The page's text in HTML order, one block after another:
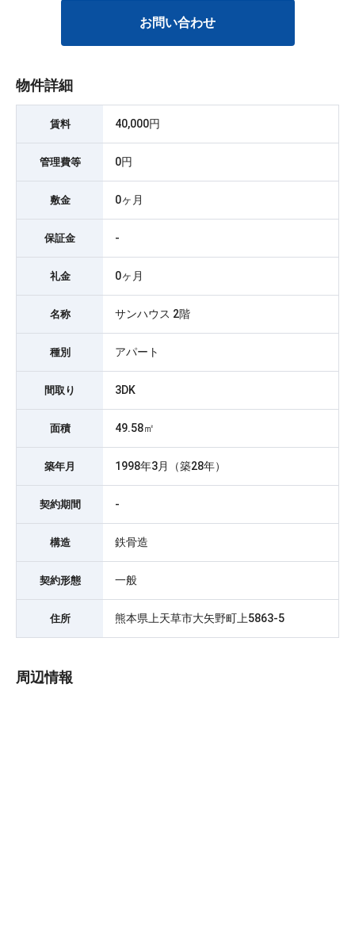
お問い合わせ
物件詳細
賃料 40,000円
管理費等 0円
敷金 0ヶ月
保証金 -
礼金 0ヶ月
名称 サンハウス 2階
種別 アパート
間取り 3DK
面積 49.58㎡
築年月 1998年3月（築28年）
契約期間 -
構造 鉄骨造
契約形態 一般
住所 熊本県上天草市大矢野町上5863-5
周辺情報